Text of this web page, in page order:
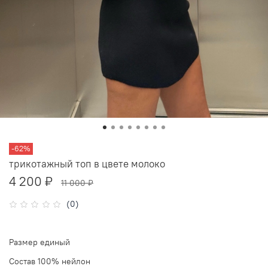
-62%
(0)
трикотажный топ в цвете молоко
4 200 ₽ 11 000 ₽
Размер единый
Состав 100% нейлон